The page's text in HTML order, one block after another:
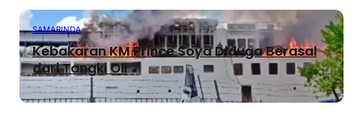
SAMARINDA
Kebakaran KM Prince Soya Diduga Berasal
dari Tangki Oli